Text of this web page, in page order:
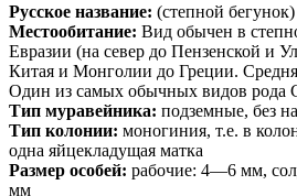
Русское название: (степной бегунок)
Местообитание: Вид обычен в
Евразии (на север до Пензенской и
Китая и Монголии до Греции.
Один из самых обычных видов рода
Тип муравейника: подземные, без
Тип колонии: моногиния, т.е. в
одна яйцекладущая матка
Размер особей: рабочие: 4—6 мм,
мм